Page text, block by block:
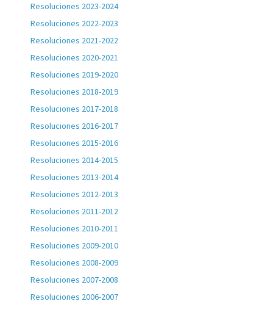
Resoluciones 2023-2024
Resoluciones 2022-2023
Resoluciones 2021-2022
Resoluciones 2020-2021
Resoluciones 2019-2020
Resoluciones 2018-2019
Resoluciones 2017-2018
Resoluciones 2016-2017
Resoluciones 2015-2016
Resoluciones 2014-2015
Resoluciones 2013-2014
Resoluciones 2012-2013
Resoluciones 2011-2012
Resoluciones 2010-2011
Resoluciones 2009-2010
Resoluciones 2008-2009
Resoluciones 2007-2008
Resoluciones 2006-2007